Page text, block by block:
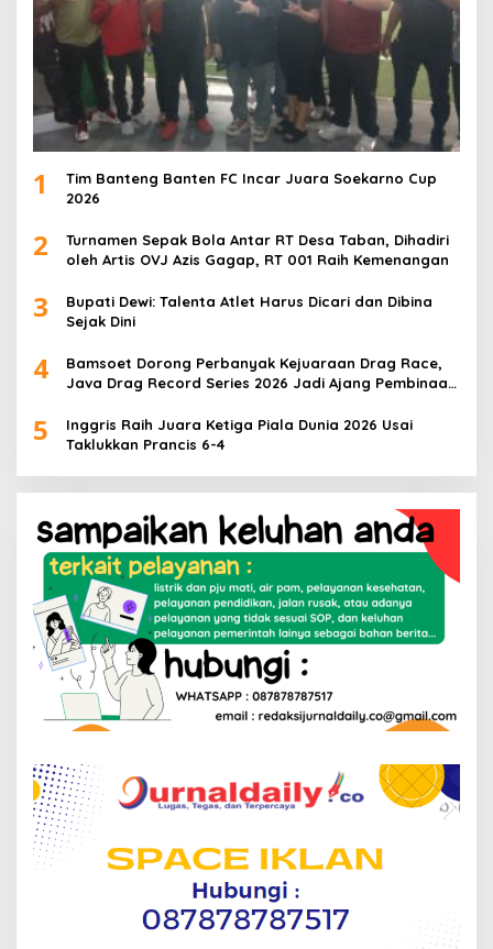
1
Tim Banteng Banten FC Incar Juara Soekarno Cup
2026
2
Turnamen Sepak Bola Antar RT Desa Taban, Dihadiri
oleh Artis OVJ Azis Gagap, RT 001 Raih Kemenangan
3
Bupati Dewi: Talenta Atlet Harus Dicari dan Dibina
Sejak Dini
4
Bamsoet Dorong Perbanyak Kejuaraan Drag Race,
Java Drag Record Series 2026 Jadi Ajang Pembinaan
5
Inggris Raih Juara Ketiga Piala Dunia 2026 Usai
Taklukkan Prancis 6-4